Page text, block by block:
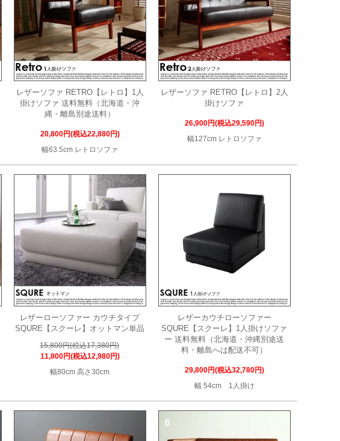
レザーソファ RETRO【レトロ】1人
掛けソファ 送料無料（北海道・沖
縄・離島別途送料）
20,800円(税込22,880円)
幅63.5cm レトロソファ
レザーソファ RETRO【レトロ】2人
掛けソファ
26,900円(税込29,590円)
幅127cm レトロソファ
レザーローソファー カウチタイプ
SQURE【スクーレ】オットマン単品
15,800円(税込17,380円)
11,800円(税込12,980円)
幅80cm 高さ30cm
レザーカウチローソファー
SQURE【スクーレ】1人掛けソファ
ー 送料無料（北海道・沖縄別途送
料・離島へは配送不可）
29,800円(税込32,780円)
幅 54cm 1人掛け
6